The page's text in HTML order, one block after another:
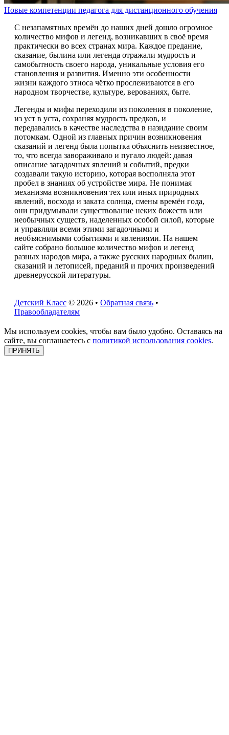
Новые компетенции педагога для дистанционного обучения
С незапамятных времён до наших дней дошло огромное
количество мифов и легенд, возникавших в своё время
практически во всех странах мира. Каждое предание,
сказание, былина или легенда отражали мудрость и
самобытность своего народа, уникальные условия его
становления и развития. Именно эти особенности
жизни каждого этноса чётко прослеживаются в его
народном творчестве, культуре, верованиях, быте.
Легенды и мифы переходили из поколения в поколение,
из уст в уста, сохраняя мудрость предков, и
передавались в качестве наследства в назидание своим
потомкам. Одной из главных причин возникновения
сказаний и легенд была попытка объяснить неизвестное,
то, что всегда завораживало и пугало людей: давая
описание загадочных явлений и событий, предки
создавали такую историю, которая восполняла этот
пробел в знаниях об устройстве мира. Не понимая
механизма возникновения тех или иных природных
явлений, восхода и заката солнца, смены времён года,
они придумывали существование неких божеств или
необычных существ, наделенных особой силой, которые
и управляли всеми этими загадочными и
необъяснимыми событиями и явлениями. На нашем
сайте собрано большое количество мифов и легенд
разных народов мира, а также русских народных былин,
сказаний и летописей, преданий и прочих произведений
древнерусской литературы.
Детский Класс © 2026 • Обратная связь •
Правообладателям
Мы используем cookies, чтобы вам было удобно. Оставаясь на
сайте, вы соглашаетесь с политикой использования cookies.
ПРИНЯТЬ